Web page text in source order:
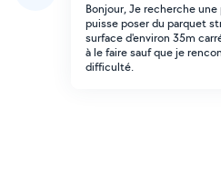
Bonjour, Je recherche une
puisse poser du parquet
surface d'environ 35m
à le faire sauf que je
difficulté.